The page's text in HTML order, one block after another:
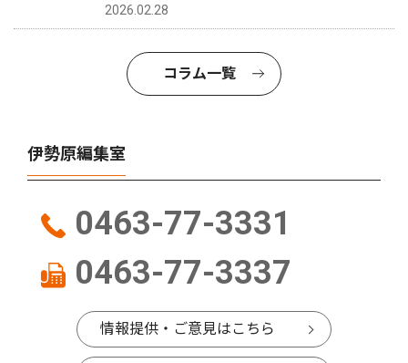
2026.02.28
コラム一覧
伊勢原編集室
0463-77-3331
0463-77-3337
情報提供・ご意見はこちら